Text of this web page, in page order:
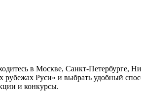
в Москве, Санкт-Петербурге,
Руси» и выбрать удобный
и конкурсы.